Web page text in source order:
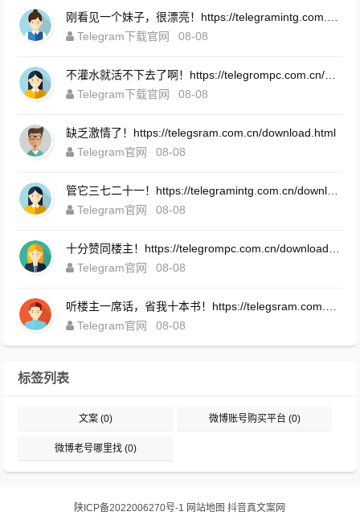
Telegram下载官网
08-08
Telegram下载官网
08-08
缺乏激情了！https://telegsram.com.cn/download.html
Telegram官网
08-08
Telegram官网
08-08
Telegram官网
08-08
Telegram官网
08-08
标签列表
文案 (0) 微博账号购买平台 (0)
微博老号哪里找 (0)
陕ICP备2022006270号-1 网站地图 抖音真文案网